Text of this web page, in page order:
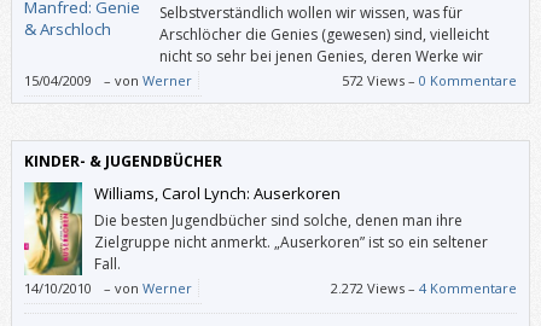
Selbstverständlich wollen wir wissen, was für
Arschlöcher die Genies (gewesen) sind, vielleicht
nicht so sehr bei jenen Genies, deren Werke wir
mögen, doch ansonsten ergötzen wir uns gewiss
gerne an den weniger netten Zügen von Menschen, die in
15/04/2009 – von Werner 572 Views –0 Kommentare
KINDER- & JUGENDBÜCHER
Williams, Carol Lynch: Auserkoren
Die besten Jugendbücher sind solche, denen man ihre
Zielgruppe nicht anmerkt. „Auserkoren” ist so ein seltener
Fall.
14/10/2010 – von Werner 2.272 Views –4 Kommentare